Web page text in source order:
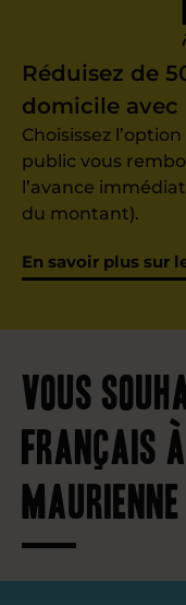
Réduisez de
domicile avec
Choisissez
public vous
l’avance
du montant).
En savoir plus sur
Vous
français
Maurienne